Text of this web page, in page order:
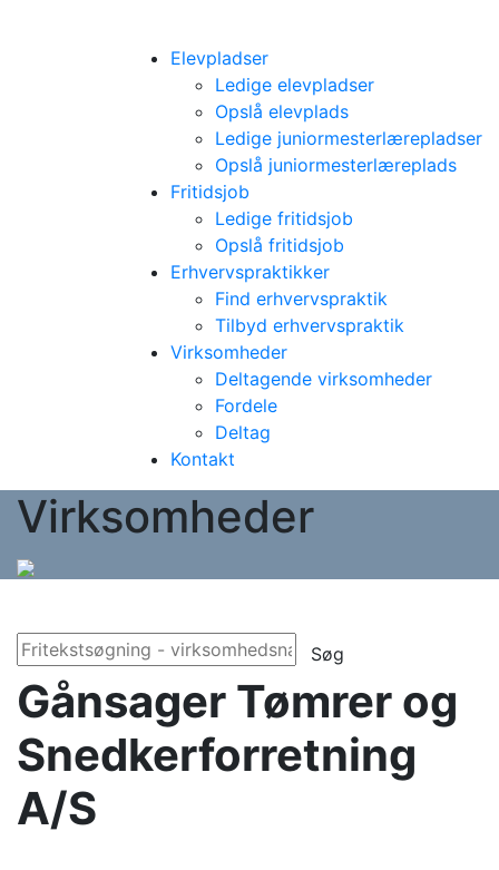
Elevpladser
Ledige elevpladser
Opslå elevplads
Ledige juniormesterlærepladser
Opslå juniormesterlæreplads
Fritidsjob
Ledige fritidsjob
Opslå fritidsjob
Erhvervspraktikker
Find erhvervspraktik
Tilbyd erhvervspraktik
Virksomheder
Deltagende virksomheder
Fordele
Deltag
Kontakt
Virksomheder
Søg
Gånsager Tømrer og
Snedkerforretning
A/S